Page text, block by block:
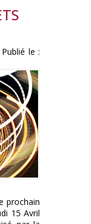
Publié le :
prochain
15 Avril